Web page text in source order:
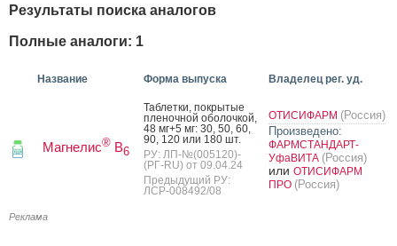
Результаты поиска аналогов
Полные аналоги: 1
Название Форма выпуска Владелец рег. уд.
Магнелис® B6
Таб­летки, пок­ры­тые
пле­ноч­ной обо­лоч­кой,
48 мг+5 мг: 30, 50, 60,
90, 120 или 180 шт.
РУ: ЛП-№(005120)-
(РГ-RU) от 09.04.24
Предыдущий РУ:
ЛСР-008492/08
ОТИСИФАРМ (Россия)
Произведено:
ФАРМСТАНДАРТ-
УфаВИТА (Россия)
или ОТИСИФАРМ
ПРО (Россия)
Реклама